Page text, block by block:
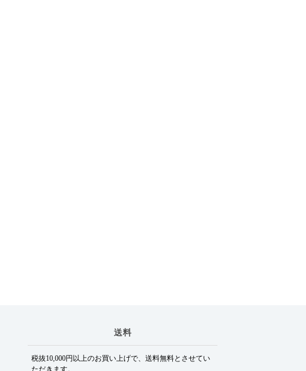
送料
税抜10,000円以上のお買い上げで、送料無料とさせてい